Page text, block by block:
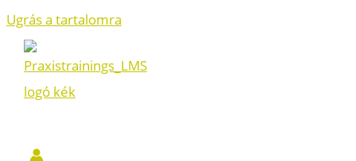
Ugrás a tartalomra